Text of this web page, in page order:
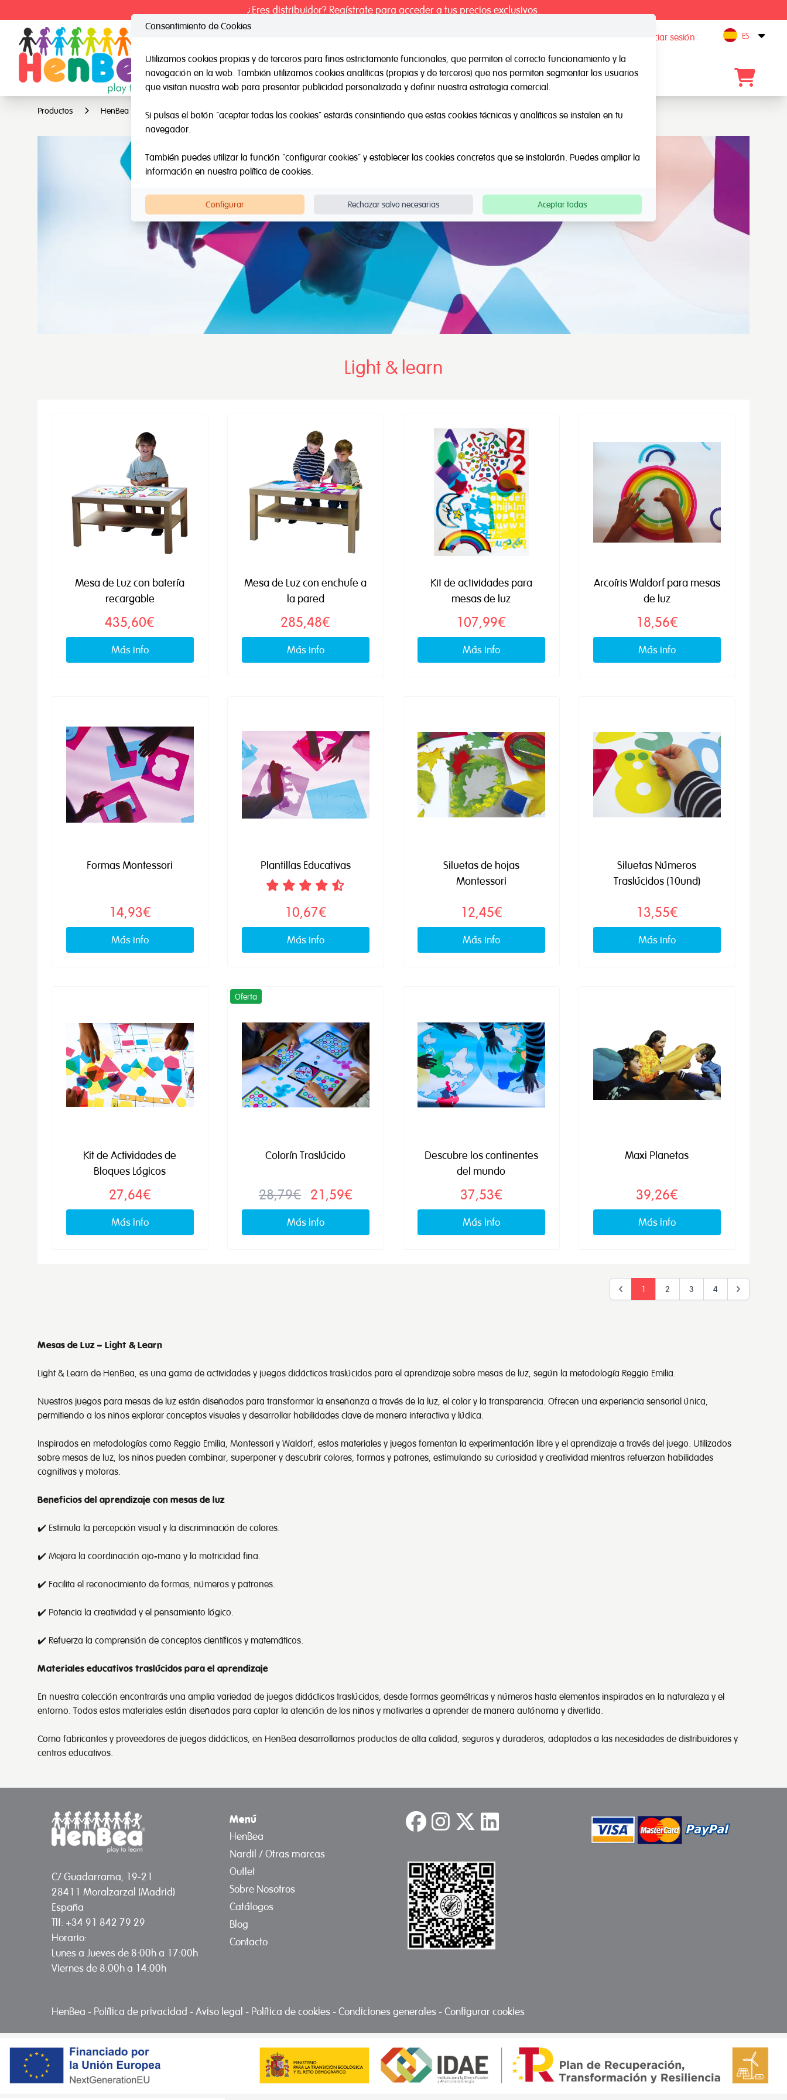
¿Eres distribuidor? Regístrate para acceder a tus precios exclusivos.
Registro / Iniciar sesión Open
ES
HenBea Nardil / Otras marcas Outlet Sobre Nosotros Catálogos Blog Contacto
Productos HenBea Light & learn
Light & learn
Mesa de Luz con batería
recargable
435,60€
Más info
Mesa de Luz con enchufe a
la pared
285,48€
Más info
Kit de actividades para
mesas de luz
107,99€
Más info
Arcoíris Waldorf para mesas
de luz
18,56€
Más info
Formas Montessori
14,93€
Más info
Plantillas Educativas
10,67€
Más info
Siluetas de hojas
Montessori
12,45€
Más info
Siluetas Números
Traslúcidos (10und)
13,55€
Más info
Kit de Actividades de
Bloques Lógicos
27,64€
Más info
Oferta
Colorín Traslúcido
28,79€ 21,59€
Más info
Descubre los continentes
del mundo
37,53€
Más info
Maxi Planetas
39,26€
Más info
1 2 3 4
Mesas de Luz – Light & Learn
Light & Learn de HenBea, es una gama de actividades y juegos didácticos traslúcidos para el aprendizaje sobre mesas de luz, según la metodología Reggio Emilia.
Nuestros juegos para mesas de luz están diseñados para transformar la enseñanza a través de la luz, el color y la transparencia. Ofrecen una experiencia sensorial única,
permitiendo a los niños explorar conceptos visuales y desarrollar habilidades clave de manera interactiva y lúdica.
Inspirados en metodologías como Reggio Emilia, Montessori y Waldorf, estos materiales y juegos fomentan la experimentación libre y el aprendizaje a través del juego. Utilizados
sobre mesas de luz, los niños pueden combinar, superponer y descubrir colores, formas y patrones, estimulando su curiosidad y creatividad mientras refuerzan habilidades
cognitivas y motoras.
Beneficios del aprendizaje con mesas de luz
✔️ Estimula la percepción visual y la discriminación de colores.
✔️ Mejora la coordinación ojo-mano y la motricidad fina.
✔️ Facilita el reconocimiento de formas, números y patrones.
✔️ Potencia la creatividad y el pensamiento lógico.
✔️ Refuerza la comprensión de conceptos científicos y matemáticos.
Materiales educativos traslúcidos para el aprendizaje
En nuestra colección encontrarás una amplia variedad de juegos didácticos traslúcidos, desde formas geométricas y números hasta elementos inspirados en la naturaleza y el
entorno. Todos estos materiales están diseñados para captar la atención de los niños y motivarles a aprender de manera autónoma y divertida.
Como fabricantes y proveedores de juegos didácticos, en HenBea desarrollamos productos de alta calidad, seguros y duraderos, adaptados a las necesidades de distribuidores y
centros educativos.
C/ Guadarrama, 19-21
28411 Moralzarzal (Madrid)
España
Tlf: +34 91 842 79 29
Horario:
Lunes a Jueves de 8:00h a 17:00h
Viernes de 8:00h a 14:00h
Menú
HenBea
Nardil / Otras marcas
Outlet
Sobre Nosotros
Catálogos
Blog
Contacto
HenBea - Política de privacidad -Aviso legal - Política de cookies -Condiciones generales -Configurar cookies
Consentimiento de Cookies
Utilizamos cookies propias y de terceros para fines estrictamente funcionales, que permiten el correcto funcionamiento y la
navegación en la web. También utilizamos cookies analíticas (propias y de terceros) que nos permiten segmentar los usuarios
que visitan nuestra web para presentar publicidad personalizada y definir nuestra estrategia comercial.
Si pulsas el botón “aceptar todas las cookies” estarás consintiendo que estas cookies técnicas y analíticas se instalen en tu
navegador.
También puedes utilizar la función “configurar cookies” y establecer las cookies concretas que se instalarán. Puedes ampliar la
información en nuestra política de cookies.
Configurar Rechazar salvo necesarias Aceptar todas